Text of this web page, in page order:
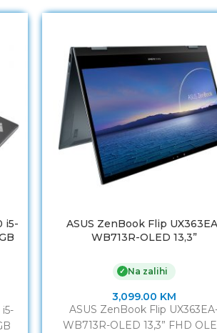
i5-
ASUS ZenBook Flip
WB713R-OLED 13,3”
✓ Na zalihi
3,099.00 KM
ASUS ZenBook Flip
WB713R-OLED 13,3” FHD